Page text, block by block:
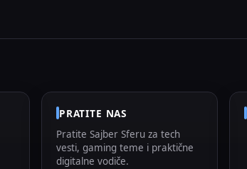
PRATITE NAS
Pratite Sajber Sferu za tech
vesti, gaming teme i praktične
digitalne vodiče.